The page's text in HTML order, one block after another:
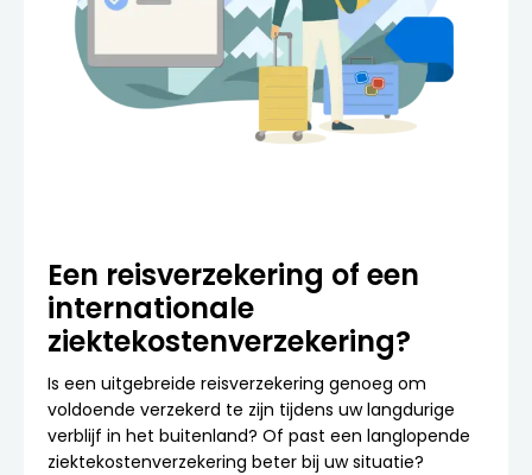
Een reisverzekering of een
internationale
ziektekostenverzekering?
Is een uitgebreide reisverzekering genoeg om
voldoende verzekerd te zijn tijdens uw langdurige
verblijf in het buitenland? Of past een langlopende
ziektekostenverzekering beter bij uw situatie?